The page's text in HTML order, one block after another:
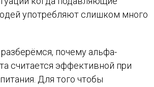
употребляют слишком много
почему альфа-
считается эффективной при
Для того чтобы